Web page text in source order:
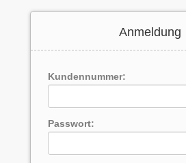
Anmeldung
Kundennummer:
Passwort: